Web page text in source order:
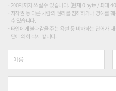
200자까지 쓰실 수 있습니다. (현재 0 byte / 최대
저작권 등 다른 사람의 권리를 침해하거나 명예를
수 있습니다.
타인에게 불쾌감을 주는 욕설 등 비하하는 단어가
단에 의해 삭제 합니다.